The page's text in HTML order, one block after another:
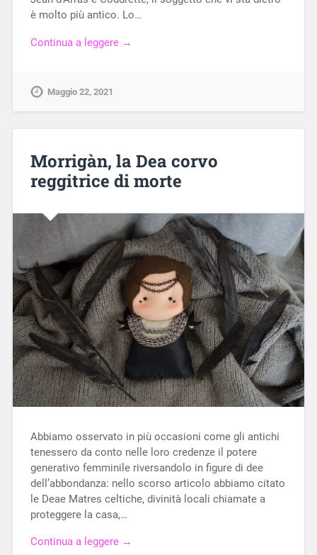
è molto più antico. Lo…
Continua a leggere →
Maggio 22, 2021
Morrigàn, la Dea corvo
reggitrice di morte
Abbiamo osservato in più occasioni come gli antichi
tenessero da conto nelle loro credenze il potere
generativo femminile riversandolo in figure di dee
dell’abbondanza: nello scorso articolo abbiamo citato
le Deae Matres celtiche, divinità locali chiamate a
proteggere la casa,…
Continua a leggere →